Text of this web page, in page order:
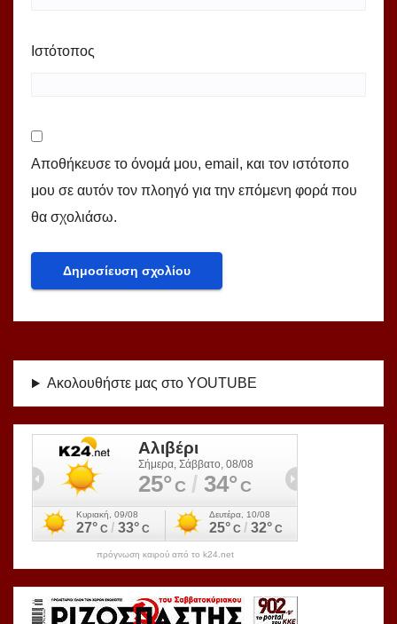
Ιστότοπος
Αποθήκευσε το όνομά μου, email, και τον ιστότοπο
μου σε αυτόν τον πλοηγό για την επόμενη φορά που
θα σχολιάσω.
Ακολουθήστε μας στο YOUTUBE
πρόγνωση καιρού από το k24.net